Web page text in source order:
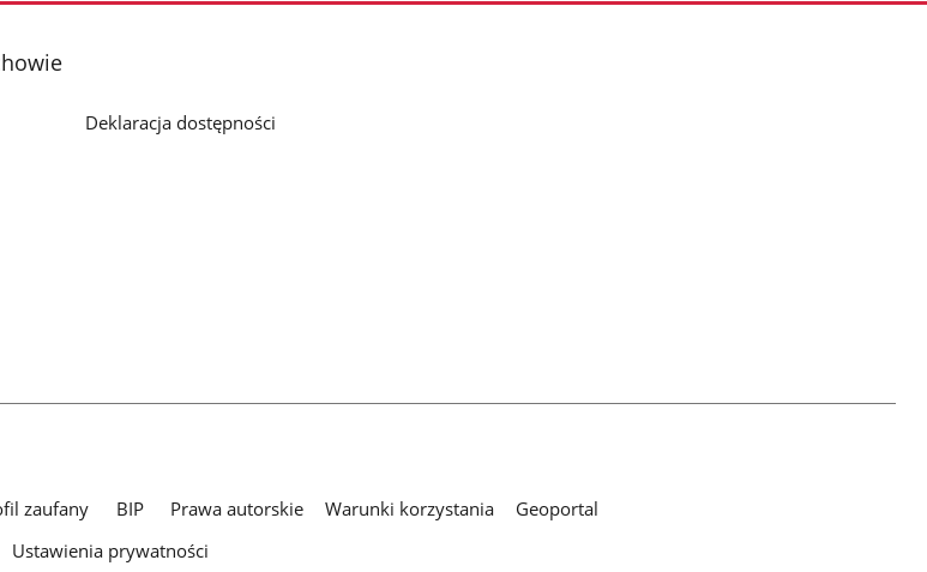
Deklaracja dostępności
zaufany BIP Prawa autorskie Warunki korzystania
Geoportal
Ustawienia prywatności